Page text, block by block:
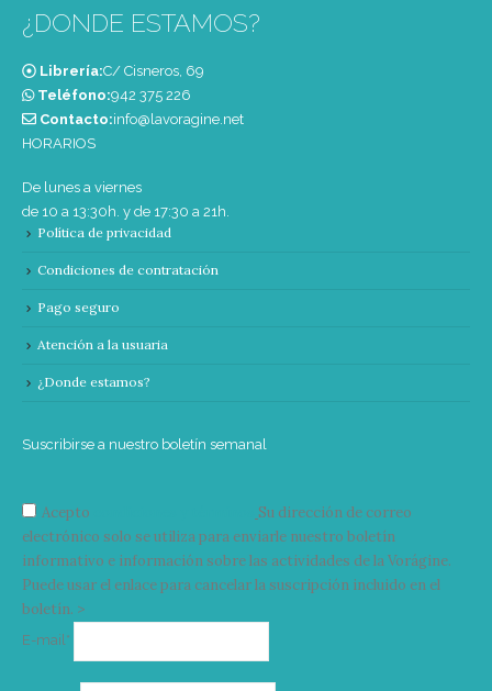
¿DONDE ESTAMOS?
Librería:C/ Cisneros, 69
Teléfono:‭942 375 226‬
Contacto:info@lavoragine.net
HORARIOS
De lunes a viernes
de 10 a 13:30h. y de 17:30 a 21h.
Política de privacidad
Condiciones de contratación
Pago seguro
Atención a la usuaria
¿Donde estamos?
Suscribirse a nuestro boletín semanal
Acepto
Su dirección de correo
electrónico solo se utiliza para enviarle nuestro boletín
informativo e información sobre las actividades de la Vorágine.
Puede usar el enlace para cancelar la suscripción incluido en el
boletín. >
E-mail*